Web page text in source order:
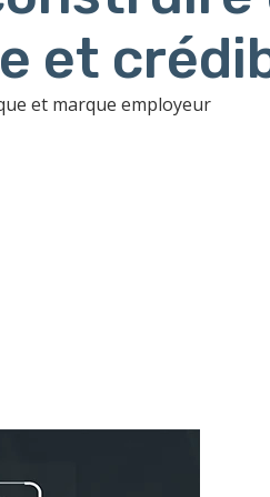
et
et marque employeur